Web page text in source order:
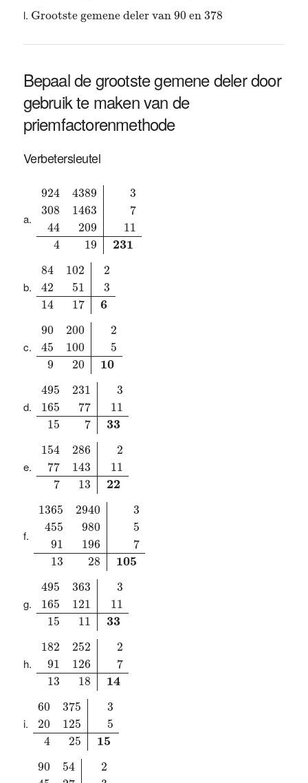
Grootste gemene deler van 90 en 378
Grootste gemene deler van 90 en 378
Bepaal de grootste gemene deler door
gebruik te maken van de
priemfactorenmethode
Verbetersleutel
924 4389
3
308
1463
7
44
209
11
4
19 231
924 43893308 1463
84 102
2
42
51
3
14
17 6
84 102242 51 3
90 200
2
45
100
5
9
20 10
90200245 100 5
495 231
3
165
77
11
15
7 33
4952313165 11
154 286
2
77
143
11
7
13 22
154 286277 143 11
1365 2940
3
455
980
5
91
196
7
13
28 105
136529403455 5
495 363
3
165
121
11
15
11 33
4953633165 121
182 252
2
91
126
7
13
18 14
182252291 126 7
60 375
3
20
125
5
4
25 15
603753 20 125 5
90 54
2
9054 245 27 15